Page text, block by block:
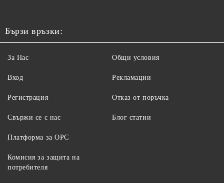
Бързи връзки:
За Нас
Вход
Регистрация
Свържи се с нас
Общи условия
Рекламации
Отказ от поръчка
Блог статии
Платформа за ОРС
Комисия за защита на
потребителя